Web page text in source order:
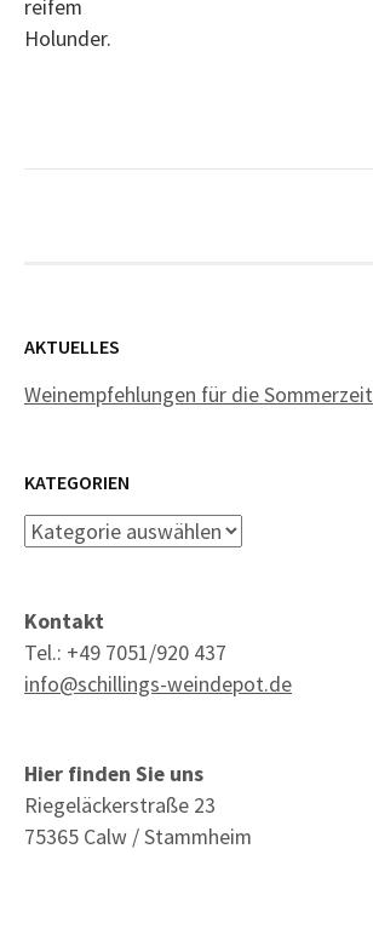
reifem
Holunder.
AKTUELLES
Weinempfehlungen für die Sommerzeit
KATEGORIEN
Kategorien
Kontakt
Tel.: +49 7051/920 437
info@schillings-weindepot.de
Hier finden Sie uns
Riegeläckerstraße 23
75365 Calw / Stammheim